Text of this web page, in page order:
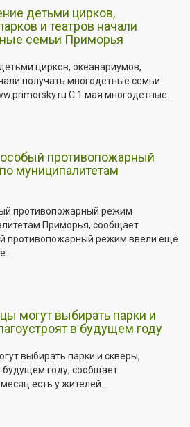
детьми цирков,
и театров начали
семьи Приморья
цирков, океанариумов,
получать многодетные семьи
С 1 мая многодетные...
противопожарный
муниципалитетам
противопожарный режим
Приморья, сообщает
противопожарный режим ввели ещё
могут выбирать парки и
в будущем году
выбирать парки и скверы,
будущем году, сообщает
есть у жителей...